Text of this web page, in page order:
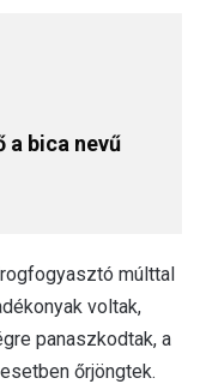
bica nevű
múlttal
voltak,
panaszkodtak, a
őrjöngtek.